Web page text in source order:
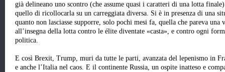
già delineano uno scontro (che assume quasi i caratteri di una lotta
quello di ricollocarla su un carreggiata diversa. Si è in presenza di una
quanto non lasciasse supporre, solo pochi mesi fa, quella che pareva una
all’insegna della lotta contro le élite diventate «casta», e contro ogni
politica.
E così Brexit, Trump, muri da tutte le parti, avanzata del lepenismo in
e anche l’Italia nel caos. E il continente Russia, un ospite inatteso e